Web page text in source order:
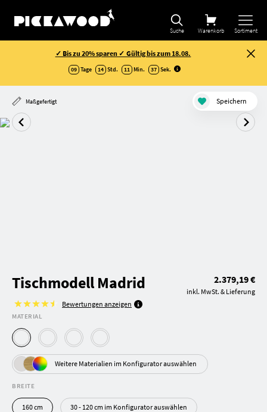
Suche Warenkorb Sortiment
✓ Bis zu 20% sparen ✓ Gültig bis zum 18.08.
09 Tage 14 Std. 11 Min. 36 Sek.
Maßgefertigt Speichern
Tischmodell Madrid
Bewertungen anzeigen
2.379,19 €
inkl. MwSt. & Lieferung
MATERIAL
Weitere Materialien im Konfigurator auswählen
BREITE
160 cm 30 - 120 cm im Konfigurator auswählen